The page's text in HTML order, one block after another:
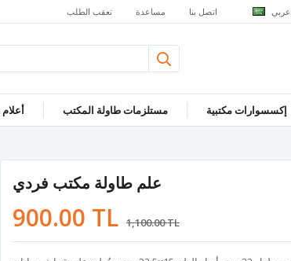
تعقب الطلب مساعدة اتصل بنا عربي
مستلزمات طاولة المكتب إكسسوارات مكتبية
علم طاولة مكتب فردي
900.00 TL 1,100.00 TL